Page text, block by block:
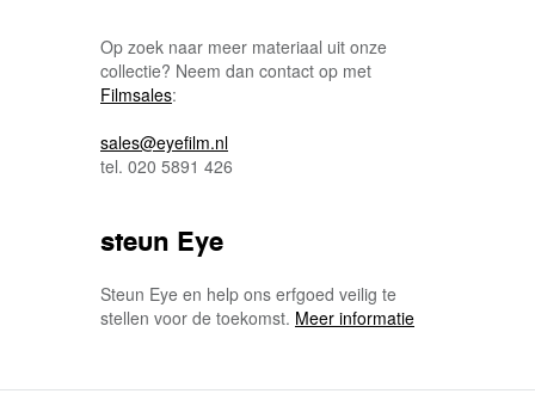
Op zoek naar meer materiaal uit onze
collectie? Neem dan contact op met
Filmsales:
sales@eyefilm.nl
tel. 020 5891 426
steun Eye
Steun Eye en help ons erfgoed veilig te
stellen voor de toekomst. Meer informatie